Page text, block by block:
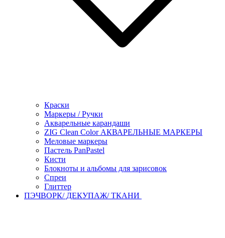
Краски
Маркеры / Ручки
Акварельные карандаши
ZIG Clean Color АКВАРЕЛЬНЫЕ МАРКЕРЫ
Меловые маркеры
Пастель PanPastel
Кисти
Блокноты и альбомы для зарисовок
Спреи
Глиттер
ПЭЧВОРК/ ДЕКУПАЖ/ ТКАНИ